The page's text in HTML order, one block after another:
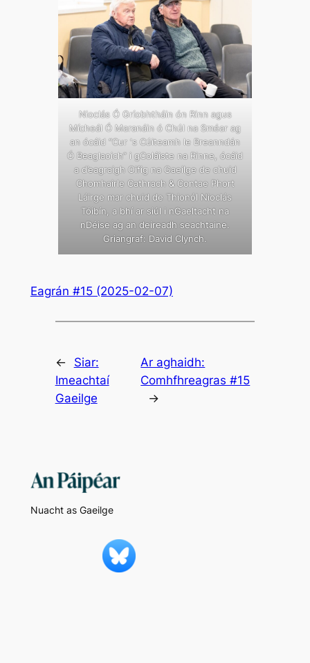
Nioclás Ó Gríobhtháin ón Rinn agus
Mícheál Ó Maranáin ó Chúl na Sméar ag
an ócáid “Cur ‘s Cúiteamh le Breanndán
Ó Beaglaoich” i gColáiste na Rinne, ócáid
a d’eagraigh Oifig na Gaeilge de chuid
Chomhairle Cathrach & Contae Phort
Láirge mar chuid de Thionól Nioclás
Tóibín, a bhí ar siúl i nGaeltacht na
nDéise ag an deireadh seachtaine.
Griangraf: David Clynch.
Eagrán #15 (2025-02-07)
←
Siar:
Imeachtaí
Gaeilge
Ar aghaidh:
Comhfhreagras #15
→
Nuacht as Gaeilge